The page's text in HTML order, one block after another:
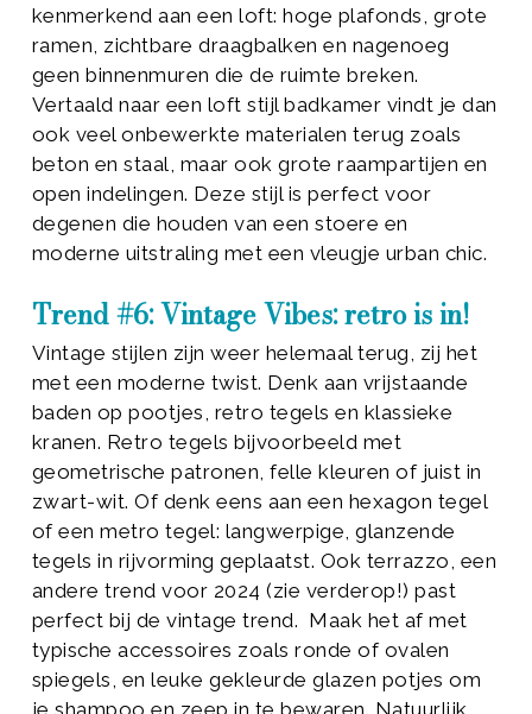
kenmerkend aan een loft: hoge plafonds, grote
ramen, zichtbare draagbalken en nagenoeg
geen binnenmuren die de ruimte breken.
Vertaald naar een loft stijl badkamer vindt je dan
ook veel onbewerkte materialen terug zoals
beton en staal, maar ook grote raampartijen en
open indelingen. Deze stijl is perfect voor
degenen die houden van een stoere en
moderne uitstraling met een vleugje urban chic.
Trend #6: Vintage Vibes: retro is in!
Vintage stijlen zijn weer helemaal terug, zij het
met een moderne twist. Denk aan vrijstaande
baden op pootjes, retro tegels en klassieke
kranen. Retro tegels bijvoorbeeld met
geometrische patronen, felle kleuren of juist in
zwart-wit. Of denk eens aan een hexagon tegel
of een metro tegel: langwerpige, glanzende
tegels in rijvorming geplaatst. Ook terrazzo, een
andere trend voor 2024 (zie verderop!) past
perfect bij de vintage trend. Maak het af met
typische accessoires zoals ronde of ovalen
spiegels, en leuke gekleurde glazen potjes om
je shampoo en zeep in te bewaren. Natuurlijk